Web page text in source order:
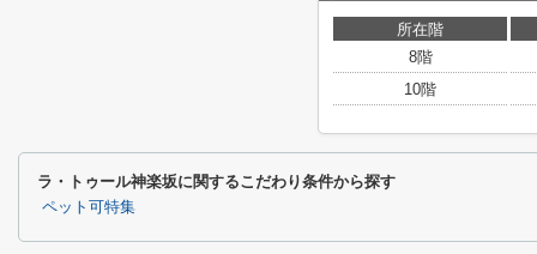
所在階
8階
10階
ラ・トゥール神楽坂に関するこだわり条件から探す
ペット可特集